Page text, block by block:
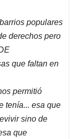
populares
derechos pero
que faltan en
permitió
tenía... esa que
sino de
que